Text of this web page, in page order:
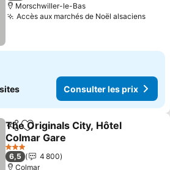
Morschwiller-le-Bas
Accès aux marchés de Noël alsaciens
Consulter les prix
PartagerAjouter à mes favoris
The Originals City, Hôtel
Colmar Gare
Consulter les prix
3 Étoiles
6,5
4 800
Colmar